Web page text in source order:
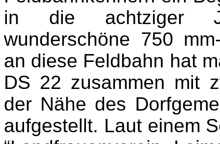
in die achtziger
wunderschöne 750
an diese Feldbahn hat
DS 22 zusammen mit
der Nähe des
aufgestellt. Laut einem